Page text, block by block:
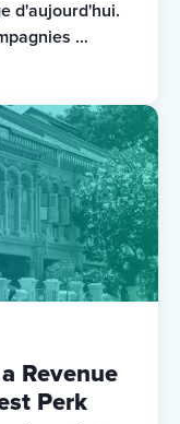
d'aujourd'hui.
Revenue
Perk